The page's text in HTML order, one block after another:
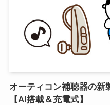
オーティコン補聴器の新
【AI搭載＆充電式】